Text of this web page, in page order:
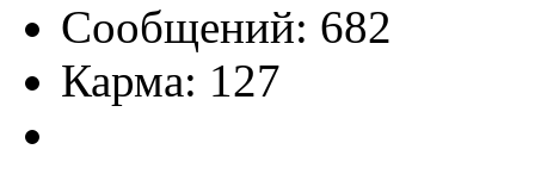
Сообщений: 682
Карма: 127